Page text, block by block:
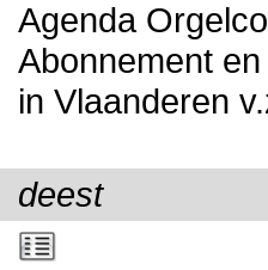
Agenda
Abonnement
in Vlaanderen
deest